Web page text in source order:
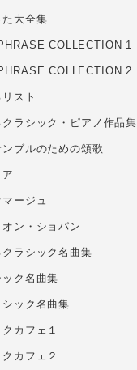
大全集
COLLECTION 1
COLLECTION 2
スト
クラシック・ピアノ作品集
ブルのための頌歌
ージュ
ン・ショパン
ラシック名曲集
ク名曲集
ック名曲集
カフェ１
カフェ２